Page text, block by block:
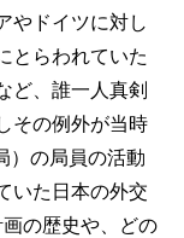
やドイツに対し
とらわれていた
ど、誰一人真剣
その例外が当時
）の局員の活動
いた日本の外交
の歴史や、どの